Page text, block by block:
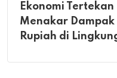
Ekonomi
Menakar
Rupiah di